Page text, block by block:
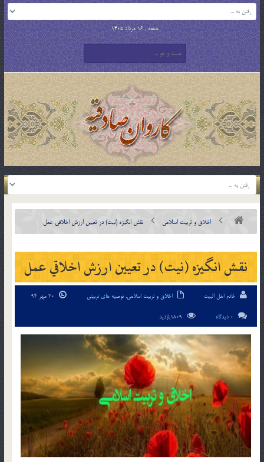
جمعه , 16 مرداد 1405
اخلاق و تربیت اسلامی نقش انگيزه (نيت) در تعيين ارزش اخلاقي عمل
نقش انگيزه (نيت) در تعيين ارزش اخلاقي عمل
خادم اهل البیت اخلاق و تربیت اسلامی,توصیه های تربیتی
0 دیدگاه